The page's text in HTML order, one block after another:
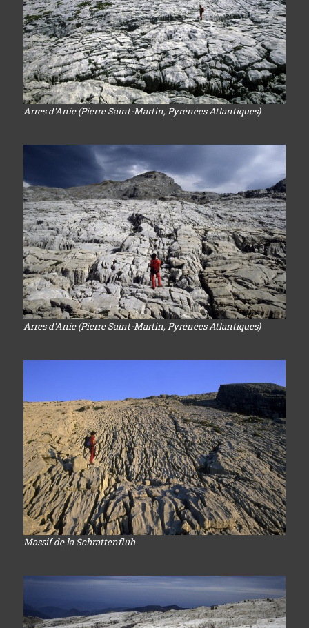
Arres d'Anie (Pierre Saint-Martin, Pyrénées Atlantiques)
Arres d'Anie (Pierre Saint-Martin, Pyrénées Atlantiques)
Massif de la Schrattenfluh